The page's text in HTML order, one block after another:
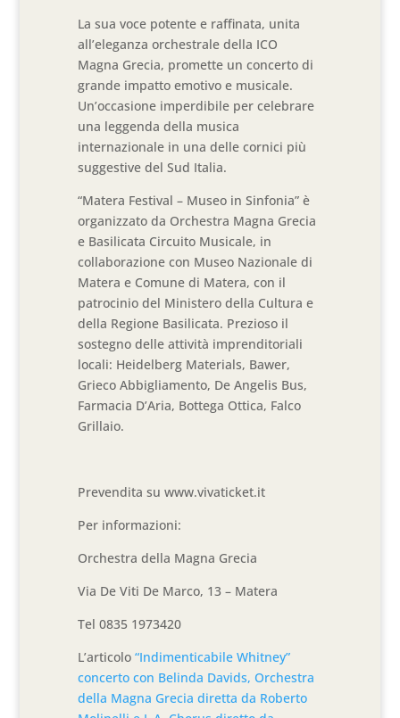
La sua voce potente e raffinata, unita
all’eleganza orchestrale della ICO
Magna Grecia, promette un concerto di
grande impatto emotivo e musicale.
Un’occasione imperdibile per celebrare
una leggenda della musica
internazionale in una delle cornici più
suggestive del Sud Italia.
“Matera Festival – Museo in Sinfonia” è
organizzato da Orchestra Magna Grecia
e Basilicata Circuito Musicale, in
collaborazione con Museo Nazionale di
Matera e Comune di Matera, con il
patrocinio del Ministero della Cultura e
della Regione Basilicata. Prezioso il
sostegno delle attività imprenditoriali
locali: Heidelberg Materials, Bawer,
Grieco Abbigliamento, De Angelis Bus,
Farmacia D’Aria, Bottega Ottica, Falco
Grillaio.
Prevendita su www.vivaticket.it
Per informazioni:
Orchestra della Magna Grecia
Via De Viti De Marco, 13 – Matera
Tel 0835 1973420
L’articolo“Indimenticabile Whitney”
concerto con Belinda Davids, Orchestra
della Magna Grecia diretta da Roberto